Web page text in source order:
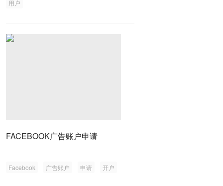
用户
FACEBOOK广告账户申请
Facebook 广告账户 申请 开户